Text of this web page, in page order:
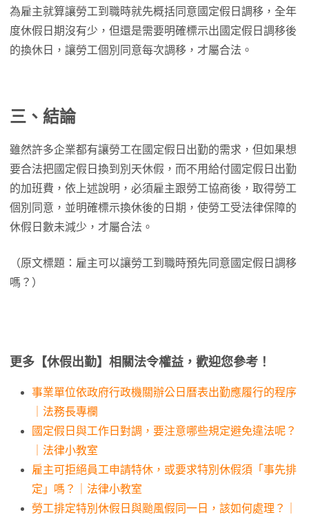
為雇主就算讓勞工到職時就先概括同意國定假日調移，全年
度休假日期沒有少，但還是需要明確標示出國定假日調移後
的換休日，讓勞工個別同意每次調移，才屬合法。
三、結論
雖然許多企業都有讓勞工在國定假日出勤的需求，但如果想
要合法把國定假日換到別天休假，而不用給付國定假日出勤
的加班費，依上述說明，必須雇主跟勞工協商後，取得勞工
個別同意，並明確標示換休後的日期，使勞工受法律保障的
休假日數未減少，才屬合法。
（原文標題：雇主可以讓勞工到職時預先同意國定假日調移
嗎？）
更多【休假出勤】相關法令權益，歡迎您參考！
事業單位依政府行政機關辦公日曆表出勤應履行的程序
｜法務長專欄
國定假日與工作日對調，要注意哪些規定避免違法呢？
｜法律小教室
雇主可拒絕員工申請特休，或要求特別休假須「事先排
定」嗎？｜法律小教室
勞工排定特別休假日與颱風假同一日，該如何處理？｜